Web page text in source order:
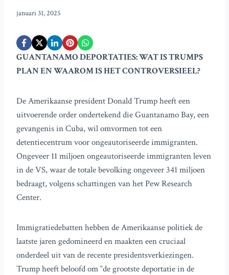
januari 31, 2025
GUANTANAMO DEPORTATIES: WAT IS TRUMPS
PLAN EN WAAROM IS HET CONTROVERSIEEL?
De Amerikaanse president Donald Trump heeft een
uitvoerende order ondertekend die Guantanamo Bay, een
gevangenis in Cuba, wil omvormen tot een
detentiecentrum voor ongeautoriseerde immigranten.
Ongeveer 11 miljoen ongeautoriseerde immigranten leven
in de VS, waar de totale bevolking ongeveer 341 miljoen
bedraagt, volgens schattingen van het Pew Research
Center.
Immigratiedebatten hebben de Amerikaanse politiek de
laatste jaren gedomineerd en maakten een cruciaal
onderdeel uit van de recente presidentsverkiezingen.
Trump heeft beloofd om “de grootste deportatie in de